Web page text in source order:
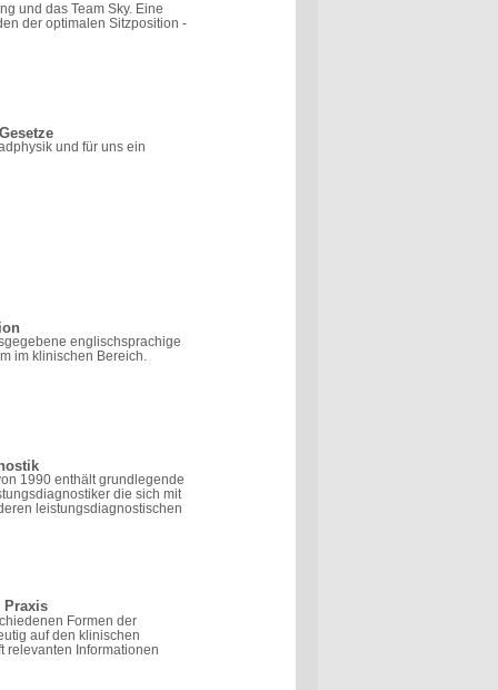
und das Team Sky. Eine
der optimalen Sitzposition -
und für uns ein
englischsprachige
im klinischen Bereich.
1990 enthält grundlegende
die sich mit
leistungsdiagnostischen
Praxis
Formen der
auf den klinischen
relevanten Informationen